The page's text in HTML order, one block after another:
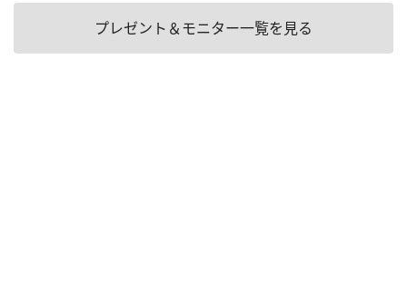
プレゼント＆モニター一覧を見る